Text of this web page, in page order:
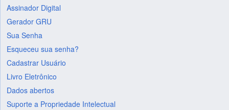
Assinador Digital
Gerador GRU
Sua Senha
Esqueceu sua senha?
Cadastrar Usuário
Livro Eletrônico
Dados abertos
Suporte a Propriedade Intelectual